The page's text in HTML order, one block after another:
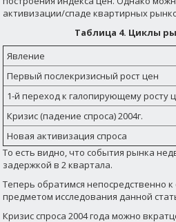
активизации/спаде квартирных
Таблица 4. Циклы
Явление
Первый послекризисный рост цен
1-й переход к галопирующему росту
Кризис (падение спроса) 2004г.
Новая активизация спроса
То есть видно, что события рынка
задержкой в 2 квартала.
Теперь обратимся непосредственно
предметом исследования данной
Кризис спроса 2004 года можно